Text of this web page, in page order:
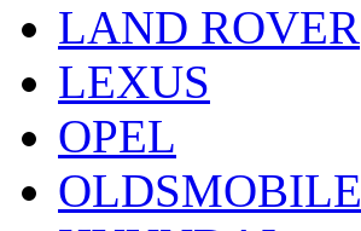
LAND ROVER
LEXUS
OPEL
OLDSMOBILE